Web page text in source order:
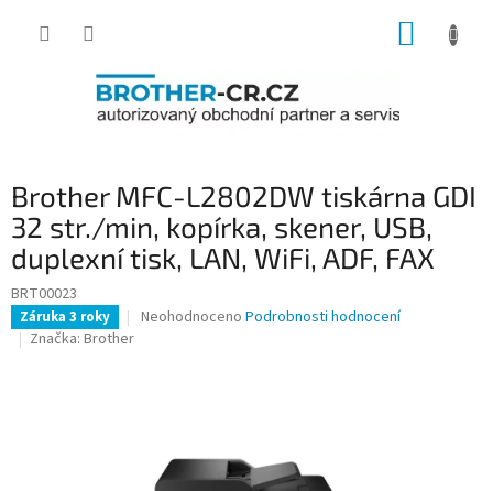
Brother MFC-L2802DW tiskárna GDI
32 str./min, kopírka, skener, USB,
duplexní tisk, LAN, WiFi, ADF, FAX
BRT00023
Záruka 3 roky
Průměrné
hvězdiček.
Neohodnoceno Podrobnosti hodnocení
Značka: Brother